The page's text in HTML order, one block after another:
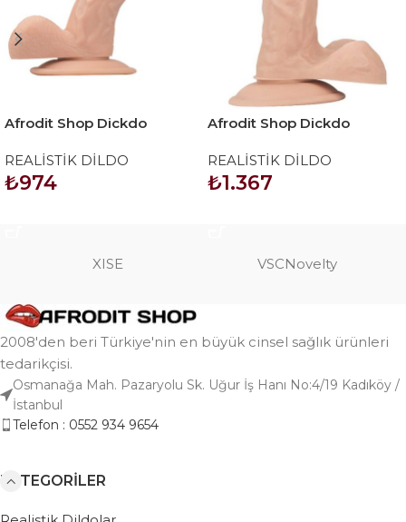
Afrodit Shop Dickdo
18cm
REALİSTİK DİLDO
₺974
Afrodit Shop Dickdo
Penis 19cm model1
REALİSTİK DİLDO
₺1.367
XISE VSCNovelty
2008'den beri Türkiye'nin en büyük cinsel sağlık ürünleri
tedarikçisi.
Osmanağa Mah. Pazaryolu Sk. Uğur İş Hanı No:4/19 Kadıköy /
İstanbul
Telefon : 0552 934 9654
KATEGORILER